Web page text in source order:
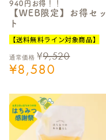
940円お得！！
【WEB限定】お得セッ
ト
【送料無料ライン対象商品】
通常価格 ¥9,520
¥8,580